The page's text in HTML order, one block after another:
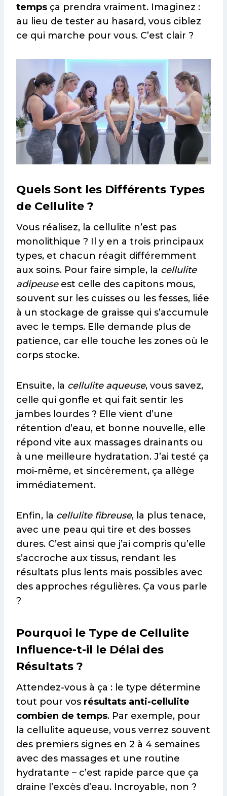
temps ça prendra vraiment. Imaginez :
au lieu de tester au hasard, vous ciblez
ce qui marche pour vous. C’est clair ?
Quels Sont les Différents Types
de Cellulite ?
Vous réalisez, la cellulite n’est pas
monolithique ? Il y en a trois principaux
types, et chacun réagit différemment
aux soins. Pour faire simple, la cellulite
adipeuseest celle des capitons mous,
souvent sur les cuisses ou les fesses, liée
à un stockage de graisse qui s’accumule
avec le temps. Elle demande plus de
patience, car elle touche les zones où le
corps stocke.
Ensuite, la cellulite aqueuse, vous savez,
celle qui gonfle et qui fait sentir les
jambes lourdes ? Elle vient d’une
rétention d’eau, et bonne nouvelle, elle
répond vite aux massages drainants ou
à une meilleure hydratation. J’ai testé ça
moi-même, et sincèrement, ça allège
immédiatement.
Enfin, la cellulite fibreuse, la plus tenace,
avec une peau qui tire et des bosses
dures. C’est ainsi que j’ai compris qu’elle
s’accroche aux tissus, rendant les
résultats plus lents mais possibles avec
des approches régulières. Ça vous parle
?
Pourquoi le Type de Cellulite
Influence-t-il le Délai des
Résultats ?
Attendez-vous à ça : le type détermine
tout pour vos résultats anti-cellulite
combien de temps. Par exemple, pour
la cellulite aqueuse, vous verrez souvent
des premiers signes en 2 à 4 semaines
avec des massages et une routine
hydratante – c’est rapide parce que ça
draine l’excès d’eau. Incroyable, non ?